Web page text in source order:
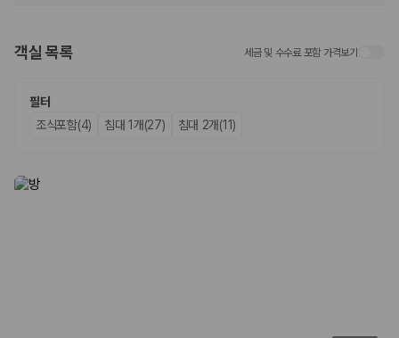
화면에서 비교해 사용자가 자신의 일정과 예산에 맞는 차량을 선택할 수 있
도록 돕습니다.
업체별 가격비교:
을 비교합니다.
차종별 최저가 비교:경차, 소형, 준중형, 중형, SUV, 승합차 등 여행
도를 비교합니다.
제주공항 인수 조건 비교:
객실 목록 세금 및 수수료 포함 가격보기
필터
조식포함(4)
침대 1개(27) 침대 2개(11)